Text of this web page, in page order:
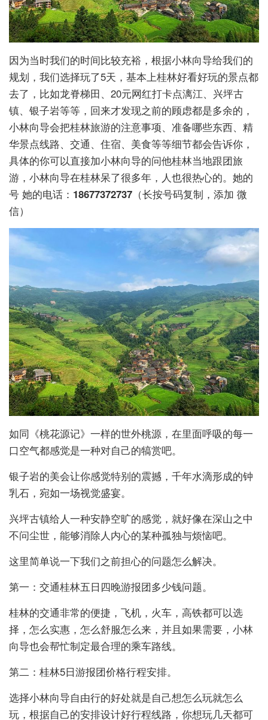
因为当时我们的时间比较充裕，根据小林向导给我们的
规划，我们选择玩了5天，基本上桂林好看好玩的景点都
去了，比如龙脊梯田、20元网红打卡点漓江、兴坪古
镇、银子岩等等，回来才发现之前的顾虑都是多余的，
小林向导会把桂林旅游的注意事项、准备哪些东西、精
华景点线路、交通、住宿、美食等等细节都会告诉你，
具体的你可以直接加小林向导的问他桂林当地跟团旅
游，小林向导在桂林呆了很多年，人也很热心的。她的
号 她的电话： 18677372737 （长按号码复制，添加 微
信）
如同《桃花源记》一样的世外桃源，在里面呼吸的每一
口空气都感觉是一种对自己的犒赏吧。
银子岩的美会让你感觉特别的震撼，千年水滴形成的钟
乳石，宛如一场视觉盛宴。
兴坪古镇给人一种安静空旷的感觉，就好像在深山之中
不问尘世，能够消除人内心的某种孤独与烦恼吧。
这里简单说一下我们之前担心的问题怎么解决。
第一：交通桂林五日四晚游报团多少钱问题。
桂林的交通非常的便捷，飞机，火车，高铁都可以选
择，怎么实惠，怎么舒服怎么来，并且如果需要，小林
向导也会帮忙制定最合理的乘车路线。
第二：桂林5日游报团价格行程安排。
选择小林向导自由行的好处就是自己想怎么玩就怎么
玩，根据自己的安排设计好行程线路，你想玩几天都可